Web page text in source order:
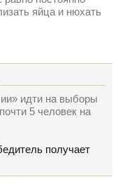
яйца и нюхать
идти на выборы
5 человек на
получает